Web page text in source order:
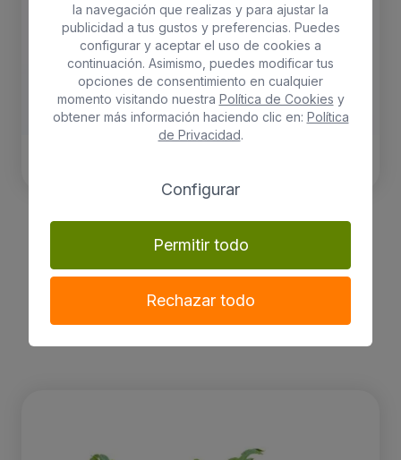
Decorum Nephrolepis exaltata
Plants
Altura 40cm
6.94 €
la navegación que realizas y para ajustar la
publicidad a tus gustos y preferencias. Puedes
configurar y aceptar el uso de cookies a
continuación. Asimismo, puedes modificar tus
opciones de consentimiento en cualquier
momento visitando nuestra Política de Cookies y
obtener más información haciendo clic en: Política
de Privacidad.
Configurar
Permitir todo
Rechazar todo